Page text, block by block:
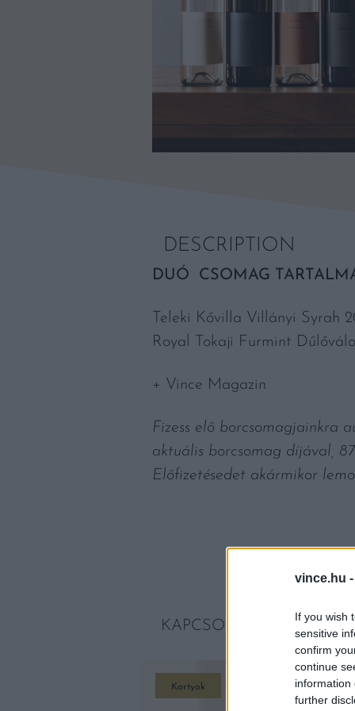
vince.hu -
If you wish
sensitive
confirm
continue
information
further
DESCRIPTION
DUÓ CSOMAG
Teleki Kővilla Villányi Syrah
Royal Tokaji Furmint
+ Vince Magazin
Fizess elő borcsomagjainkra
aktuális borcsomag díjával,
Előfizetésedet akármikor
KAPCSOLÓDÓ CIKKEK
Kortyok